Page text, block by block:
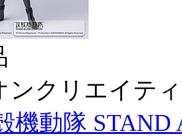
ンクリエイテ
機動隊